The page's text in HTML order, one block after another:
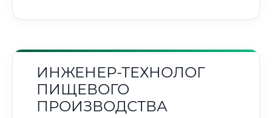
ИНЖЕНЕР-ТЕХНОЛОГ
ПИЩЕВОГО
ПРОИЗВОДСТВА